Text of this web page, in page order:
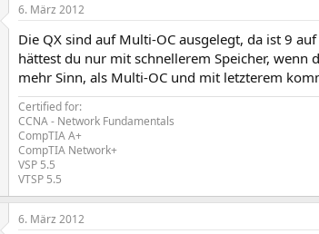
6. März 2012
Die QX sind auf Multi-OC ausgelegt, da ist 9
hättest du nur mit schnellerem Speicher, wenn
mehr Sinn, als Multi-OC und mit letzterem
Certified for:
CCNA - Network Fundamentals
CompTIA A+
CompTIA Network+
VSP 5.5
VTSP 5.5
6. März 2012